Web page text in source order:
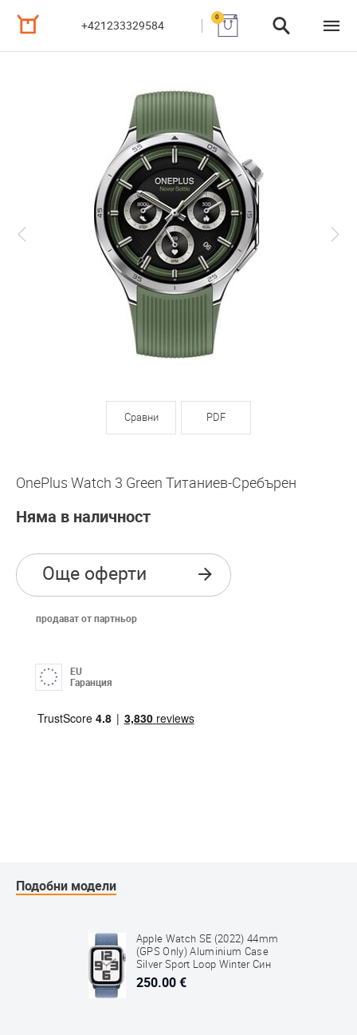
+421233329584
0
Сравни PDF
OnePlus Watch 3 Green Титаниев-Сребърен
Няма в наличност
Още оферти
продават от партньор
EU
Гаранция
Подобни модели
Apple Watch SE (2022) 44mm
(GPS Only) Aluminium Case
Silver Sport Loop Winter Син
250.00 €